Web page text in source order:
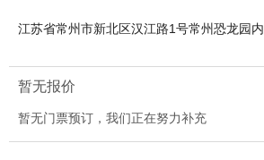
江苏省常州市新北区汉江路1号常州恐龙园内
暂无报价
暂无门票预订，我们正在努力补充